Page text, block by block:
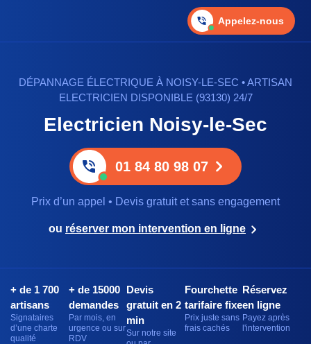
Appelez-nous
DÉPANNAGE ÉLECTRIQUE À NOISY-LE-SEC • ARTISAN
ELECTRICIEN DISPONIBLE (93130) 24/7
Electricien Noisy-le-Sec
01 84 80 98 07
Prix d’un appel • Devis gratuit et sans engagement
ou réserver mon intervention en ligne
+ de 1 700
artisans
Signataires
d’une charte
qualité
+ de 15000
demandes
Par mois, en
urgence ou sur
RDV
Devis
gratuit en 2
min
Sur notre site
Fourchette
tarifaire fixe
Prix juste sans
frais cachés
Réservez
en ligne
Payez après
l'intervention